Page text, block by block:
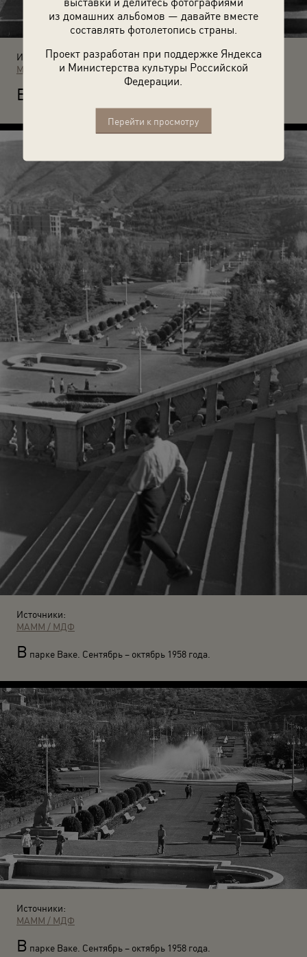
из домашних альбомов — давайте вместе
составлять фотолетопись страны.
Проект разработан при поддержке Яндекса
и Министерства культуры Российской
Федерации.
Перейти к просмотру
Источники:
МАММ / МДФ
В
Источники:
МАММ / МДФ
В парке Ваке. Сентябрь – октябрь 1958 года.
Источники:
МАММ / МДФ
В парке Ваке. Сентябрь – октябрь 1958 года.